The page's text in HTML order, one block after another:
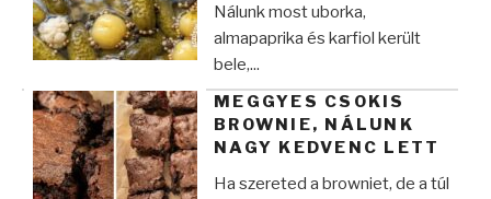
Nálunk most uborka,
almapaprika és karfiol került
bele,...
MEGGYES CSOKIS
BROWNIE, NÁLUNK
NAGY KEDVENC LETT
Ha szereted a browniet, de a túl